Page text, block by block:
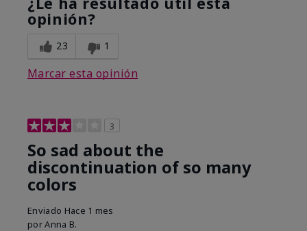
opinión?
23 1
Marcar esta opinión
3
So sad about the
discontinuation of so many
colors
Enviado Hace 1 mes
porAnna B.